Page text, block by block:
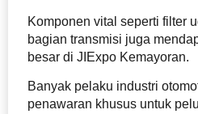
Komponen vital seperti filter
bagian transmisi juga
besar di JIExpo Kemayoran.
Banyak pelaku industri
penawaran khusus untuk